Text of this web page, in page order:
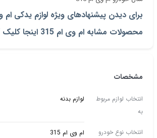
محصولات مشابه ام وی ام 315 اینجا کلیک کنید
مشخصات
انتخاب لوازم مربوط
به
لوازم بدنه
انتخاب نوع خودرو ام وی ام 315